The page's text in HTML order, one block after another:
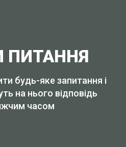
ПИТАННЯ
будь-яке запитання і
на нього відповідь
часом